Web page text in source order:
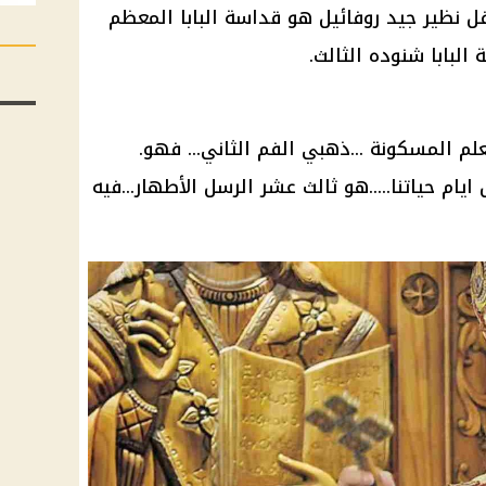
نظير جيد روفائيل هو قداسة البابا المعظم
شنوده الثالث.
المسكونة ...ذهبي الفم الثاني... فهو.
حياتنا.....هو ثالث عشر الرسل الأطهار...فيه